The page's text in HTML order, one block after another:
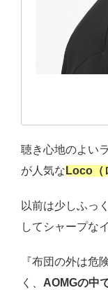
聴き心地のよい
が人気な Loco（
以前は少しふっ
してシャープな
『布団の外は危
く、 AOMGの中